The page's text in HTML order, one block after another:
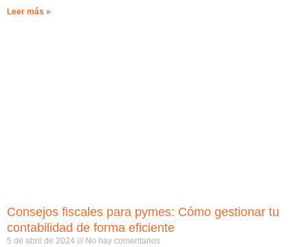
Leer más »
Consejos fiscales para pymes: Cómo gestionar tu
contabilidad de forma eficiente
5 de abril de 2024 No hay comentarios